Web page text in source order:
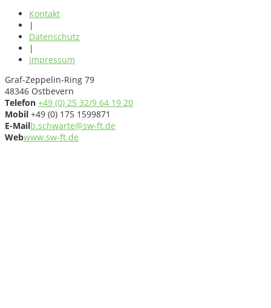
Kontakt
|
Datenschutz
|
Impressum
Graf-Zeppelin-Ring 79
48346 Ostbevern
Telefon +49 (0) 25 32/9 64 19 20
Mobil +49 (0) 175 1599871
E-Mailb.schwarte@sw-ft.de
Webwww.sw-ft.de